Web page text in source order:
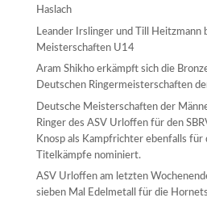
Haslach
Leander Irslinger und Till Heitzmann
Meisterschaften U14
Aram Shikho erkämpft sich die
Deutschen Ringermeisterschaften
Deutsche Meisterschaften der
Ringer des ASV Urloffen für den
Knosp als Kampfrichter ebenfalls für
Titelkämpfe nominiert.
ASV Urloffen am letzten
sieben Mal Edelmetall für die